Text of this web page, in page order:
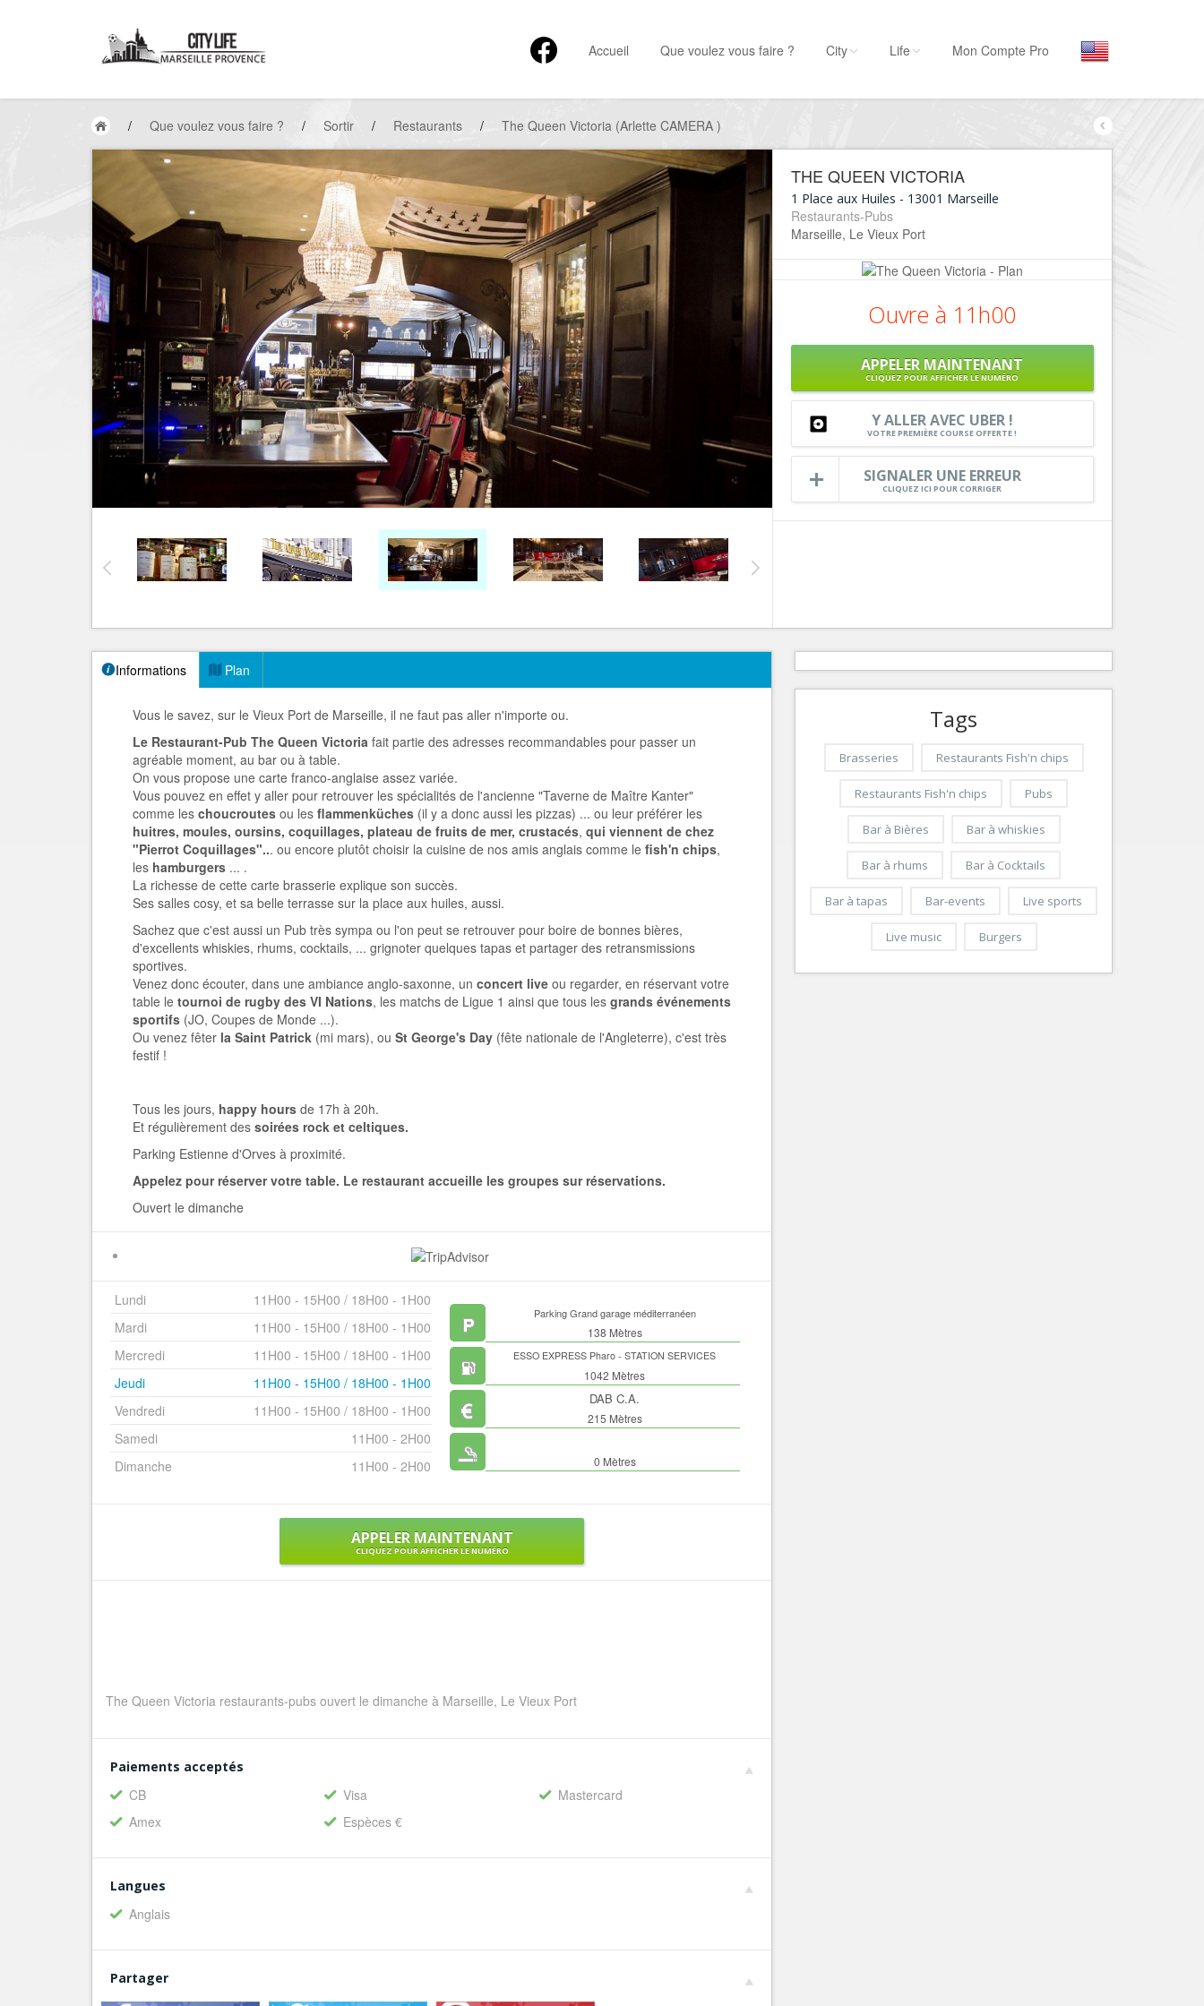
Accueil Que voulez vous faire ?
Mode, ...
Loisirs
Plages, sports, ...
Tourisme, ...
City Life Mon Compte Pro
/ Que voulez vous faire ? / Sortir / Restaurants / The Queen Victoria (Arlette CAMERA )
THE QUEEN VICTORIA
1 Place aux Huiles - 13001 Marseille
Restaurants-Pubs
Marseille, Le Vieux Port
Ouvre à 11h00
APPELER MAINTENANT
CLIQUEZ POUR AFFICHER LE NUMÉRO
Y ALLER AVEC UBER !
VOTRE PREMIÈRE COURSE OFFERTE !
SIGNALER UNE ERREUR
CLIQUEZ ICI POUR CORRIGER
Informations Plan
Vous le savez, sur le Vieux Port de Marseille, il ne faut pas aller n'importe ou.
Le Restaurant-Pub The Queen Victoria fait partie des adresses recommandables pour passer un
agréable moment, au bar ou à table.
On vous propose une carte franco-anglaise assez variée.
Vous pouvez en effet y aller pour retrouver les spécialités de l'ancienne "Taverne de Maître Kanter"
comme les choucroutes ou les flammenküches (il y a donc aussi les pizzas) ... ou leur préférer les
huitres, moules, oursins, coquillages, plateau de fruits de mer, crustacés, qui viennent de chez
"Pierrot Coquillages"... ou encore plutôt choisir la cuisine de nos amis anglais comme le fish'n chips,
les hamburgers ... .
La richesse de cette carte brasserie explique son succès.
Ses salles cosy, et sa belle terrasse sur la place aux huiles, aussi.
Sachez que c'est aussi un Pub très sympa ou l'on peut se retrouver pour boire de bonnes bières,
d'excellents whiskies, rhums, cocktails, ... grignoter quelques tapas et partager des retransmissions
sportives.
Venez donc écouter, dans une ambiance anglo-saxonne, un concert live ou regarder, en réservant votre
table le tournoi de rugby des VI Nations, les matchs de Ligue 1 ainsi que tous les grands événements
sportifs (JO, Coupes de Monde ...).
Ou venez fêter la Saint Patrick (mi mars), ou St George's Day (fête nationale de l'Angleterre), c'est très
festif !
Tous les jours, happy hours de 17h à 20h.
Et régulièrement des soirées rock et celtiques.
Parking Estienne d'Orves à proximité.
Appelez pour réserver votre table. Le restaurant accueille les groupes sur réservations.
Ouvert le dimanche
Lundi
11H00 - 15H00 / 18H00 - 1H00
Mardi
11H00 - 15H00 / 18H00 - 1H00
Mercredi
11H00 - 15H00 / 18H00 - 1H00
Jeudi
11H00 - 15H00 / 18H00 - 1H00
Vendredi
11H00 - 15H00 / 18H00 - 1H00
Samedi
11H00 - 2H00
Dimanche
11H00 - 2H00
Parking Grand garage méditerranéen
138 Mètres
ESSO EXPRESS Pharo - STATION SERVICES
1042 Mètres
DAB C.A.
215 Mètres
0 Mètres
APPELER MAINTENANT
CLIQUEZ POUR AFFICHER LE NUMÉRO
The Queen Victoria restaurants-pubs ouvert le dimanche à Marseille, Le Vieux Port
Paiements acceptés
CB Visa
Mastercard
Amex
Espèces €
Langues
Anglais
Partager
Tags
Brasseries Restaurants Fish'n chips
Restaurants Fish'n chips Pubs
Bar à Bières Bar à whiskies
Bar à rhums Bar à Cocktails
Bar à tapas Bar-events Live sports
Live music Burgers